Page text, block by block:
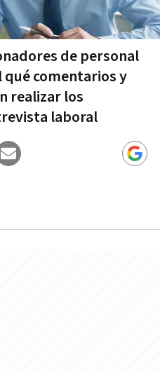
de personal
comentarios y
realizar los
laboral